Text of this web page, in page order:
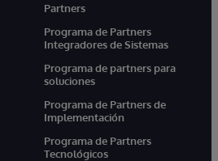
Partners
Programa de Partners
Integradores de Sistemas
Programa de partners para
soluciones
Programa de Partners de
Implementación
Programa de Partners
Tecnológicos